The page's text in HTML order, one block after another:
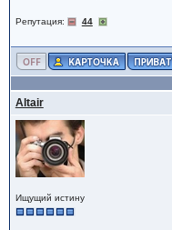
Репутация: 44
Altair
Ищущий истину